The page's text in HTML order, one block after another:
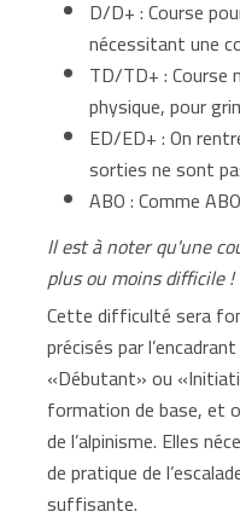
D/D+ : Course
nécessitant une
TD/TD+ : Course
physique, pour
ED/ED+ : On
sorties ne sont
ABO : Comme
Il est à noter qu'une
plus ou moins difficile !
Cette difficulté sera
précisés par
«Débutant» ou
formation de base, et
de l’alpinisme. Elles
de pratique de
suffisante.